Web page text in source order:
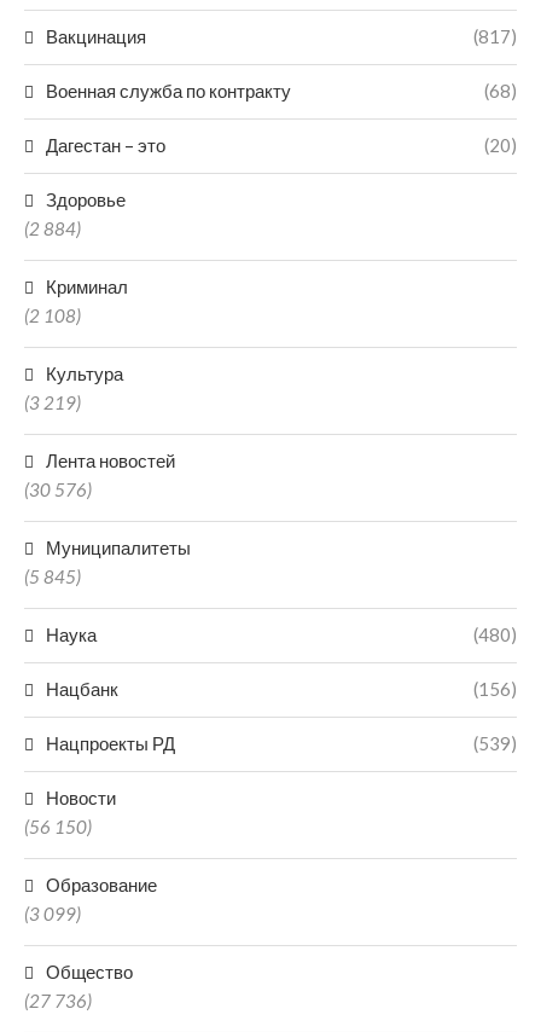
Вакцинация (817)
Военная служба по контракту (68)
Дагестан – это (20)
Здоровье
(2 884)
Криминал
(2 108)
Культура
(3 219)
Лента новостей
(30 576)
Муниципалитеты
(5 845)
Наука (480)
Нацбанк (156)
Нацпроекты РД (539)
Новости
(56 150)
Образование
(3 099)
Общество
(27 736)